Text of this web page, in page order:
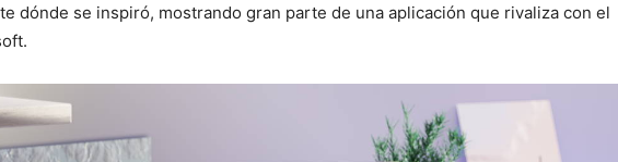
dónde se inspiró, mostrando gran parte de una aplicación que rivaliza con el